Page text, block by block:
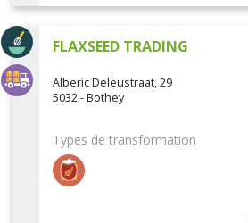
FLAXSEED TRADING
Alberic Deleustraat, 29
5032 - Bothey
Types de transformation